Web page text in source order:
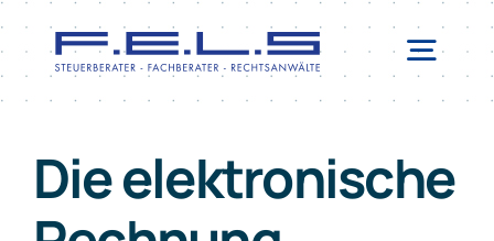
Inhalt
springen
LEISTUNGEN
SERVICE
Die elektronische